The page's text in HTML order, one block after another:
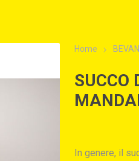
Home
SUCCO
In genere, il